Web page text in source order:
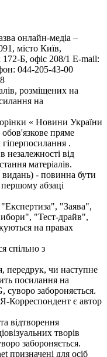
онлайн-медіа –
місто Київ,
Б, офіс 208/1 E-mail:
044-205-43-00
розміщених на
на
« Новини України
обов'язкове пряме
.
незалежності від
матеріалів.
видань) - повинна бути
абзаці
"Заява",
"Тест-драйв",
на правах
спільно з
передрук, чи наступне
посилання на
суворо забороняється.
Корреспондент є автор
відтворення
творів
забороняється.
призначені для осіб